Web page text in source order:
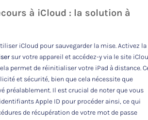
à iCloud : la solution à
iCloud pour sauvegarder la mise. Activez la
sur votre appareil et accédez-y via le site
permet de réinitialiser votre iPad à distance.
et sécurité, bien que cela nécessite que
préalablement. Il est crucial de noter que vous
Apple ID pour procéder ainsi, ce qui
de récupération de votre mot de passe